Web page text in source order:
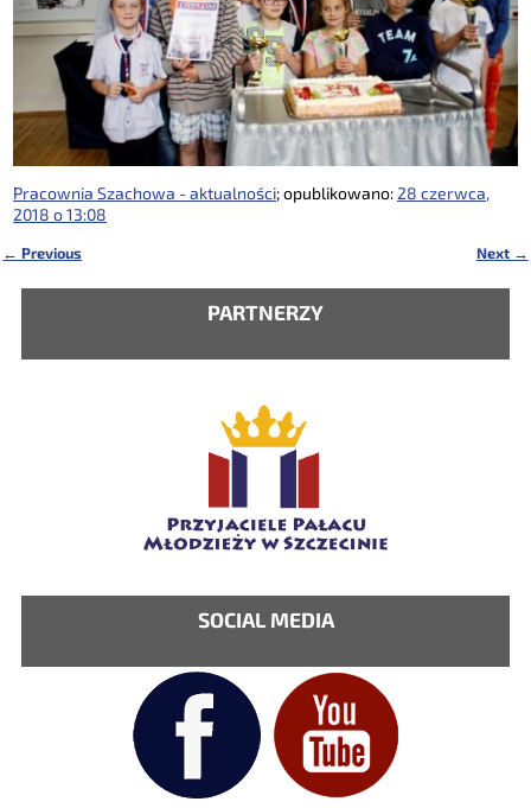
Pracownia Szachowa - aktualności; opublikowano: 28 czerwca,
2018 o 13:08
← Previous Next →
PARTNERZY
SOCIAL MEDIA